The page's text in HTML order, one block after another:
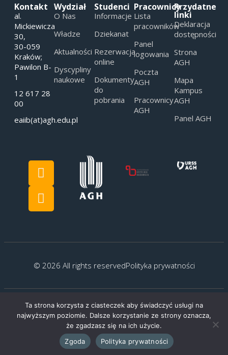
Kontakt
al.
Mickiewicza
30,
30-059
Kraków;
Pawilon B-
1
12 617 28
00
eaiib(at)agh.edu.pl
Wydział
O Nas
Władze
Aktualności
Dyscypliny
naukowe
Studenci
Informacje
Dziekanat
Rezerwacja
online
Dokumenty
do
pobrania
Pracownicy
Lista
pracowników
Panel
logowania
Poczta
AGH
Pracownicy
AGH
Przydatne
linki
Deklaracja
dostępności
Strona
AGH
Mapa
Kampus
AGH
Panel AGH
© 2026 All rights reservedPolityka prywatności
Created by: G.Kocyłowski
Ta strona korzysta z ciasteczek aby świadczyć usługi na
najwyższym poziomie. Dalsze korzystanie ze strony oznacza,
że zgadzasz się na ich użycie.
Zgoda
Polityka prywatności